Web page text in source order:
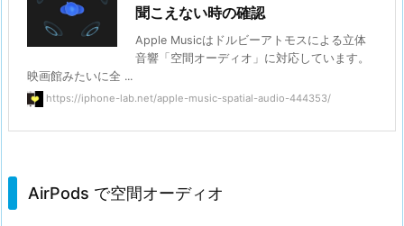
聞こえない時の確認
Apple Musicはドルビーアトモスによる立体
音響「空間オーディオ」に対応しています。
映画館みたいに全 ...
https://iphone-lab.net/apple-music-spatial-audio-444353/
AirPods で空間オーディオ